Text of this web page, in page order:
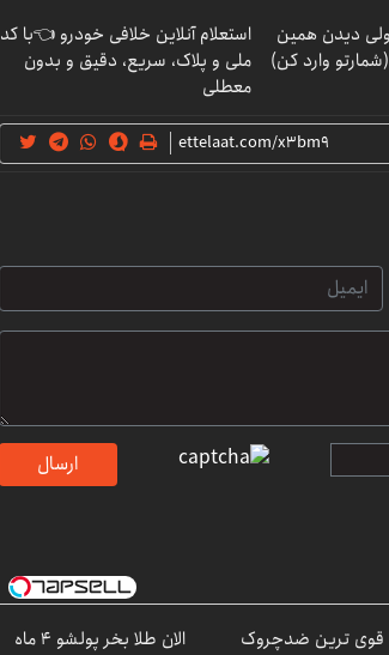
دیدن همین
وارد کن)
استعلام آنلاین خلافی خودرو 👈با کد
ملی و پلاک، سریع، دقیق و بدون
معطلی
ارسال
قوی ترین ضدچروک
الان طلا بخر پولشو 4 ماه